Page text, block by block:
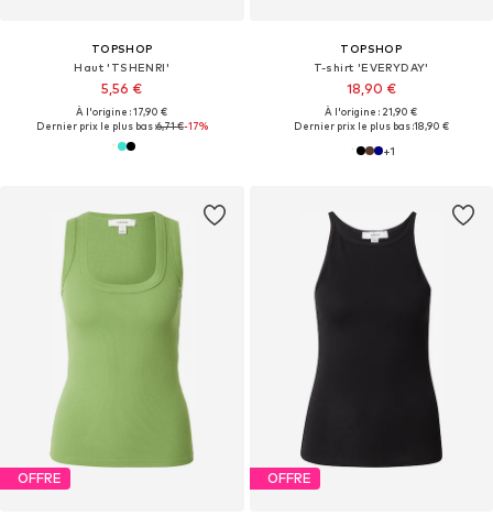
TOPSHOP
Haut 'TSHENRI'
5,56 €
À l'origine : 17,90 €
Dernier prix le plus bas :6,71 €-17%
TOPSHOP
T-shirt 'EVERYDAY'
18,90 €
À l'origine : 21,90 €
Dernier prix le plus bas :18,90 €
+1
OFFRE OFFRE